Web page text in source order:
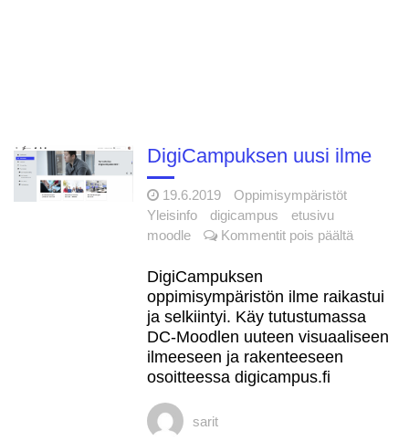
DigiCampuksen uusi ilme
19.6.2019
Oppimisympäristöt
Yleisinfo
digicampus
etusivu
moodle
Kommentit pois päältä
ilme
DigiCampuksen
oppimisympäristön ilme raikastui
ja selkiintyi. Käy tutustumassa
DC-Moodlen uuteen visuaaliseen
ilmeeseen ja rakenteeseen
osoitteessa digicampus.fi
sarit